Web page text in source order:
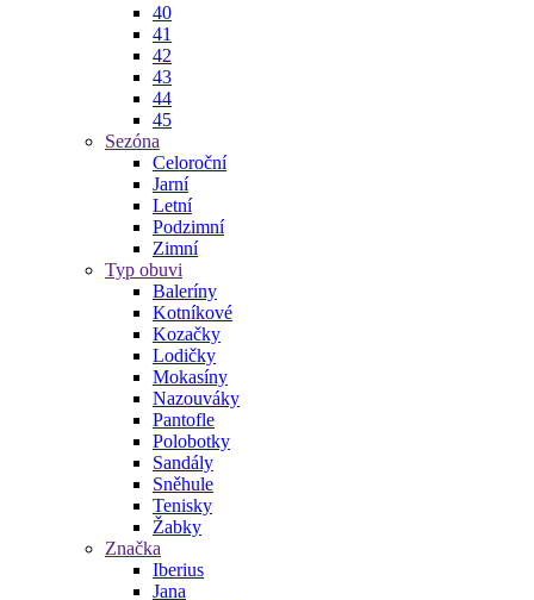
40
41
42
43
44
45
Sezóna
Celoroční
Jarní
Letní
Podzimní
Zimní
Typ obuvi
Baleríny
Kotníkové
Kozačky
Lodičky
Mokasíny
Nazouváky
Pantofle
Polobotky
Sandály
Sněhule
Tenisky
Žabky
Značka
Iberius
Jana